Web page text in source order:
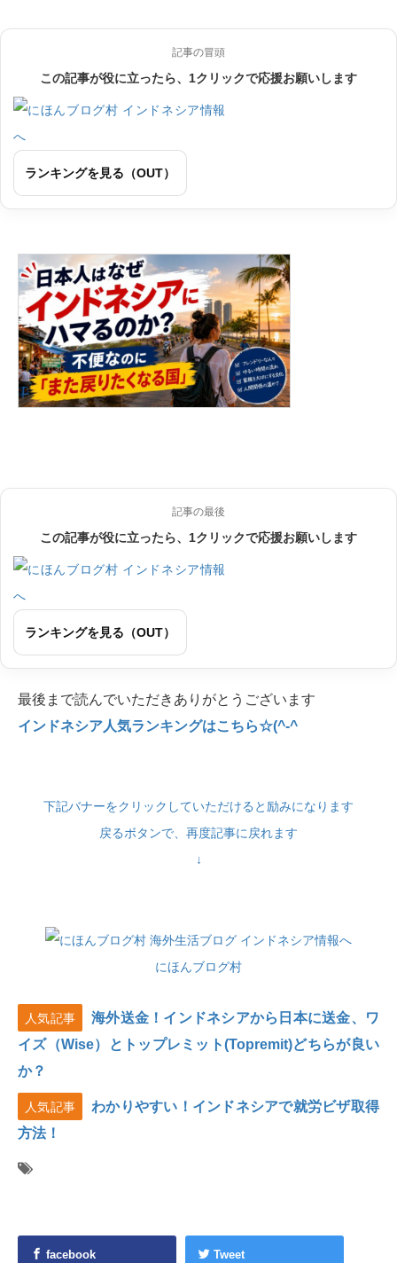
記事の冒頭
この記事が役に立ったら、1クリックで応援お願いします
ランキングを見る（OUT）
記事の最後
この記事が役に立ったら、1クリックで応援お願いします
ランキングを見る（OUT）
最後まで読んでいただきありがとうございます
インドネシア人気ランキングはこちら☆(^-^
下記バナーをクリックしていただけると励みになります
戻るボタンで、再度記事に戻れます
↓
にほんブログ村
人気記事
海外送金！インドネシアから日本に送金、ワ
イズ（Wise）とトップレミット(Topremit)どちらが良い
か？
人気記事
わかりやすい！インドネシアで就労ビザ取得
方法！
facebook Tweet